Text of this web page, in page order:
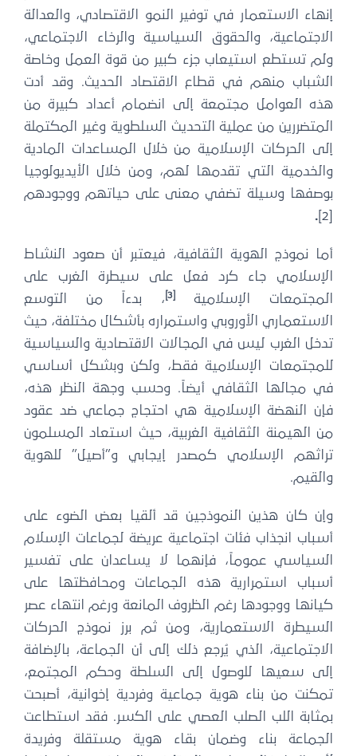
إنهاء الاستعمار في توفير النمو الاقتصادي، والعدالة
الاجتماعية، والحقوق السياسية والرخاء الاجتماعي،
ولم تستطع استيعاب جزء كبير من قوة العمل وخاصة
الشباب منهم في قطاع الاقتصاد الحديث. وقد أدت
هذه العوامل مجتمعة إلى انضمام أعداد كبيرة من
المتضررين من عملية التحديث السلطوية وغير المكتملة
إلى الحركات الإسلامية من خلال المساعدات المادية
والخدمية التي تقدمها لهم، ومن خلال الأيديولوجيا
بوصفها وسيلة تضفي معنى على حياتهم ووجودهم
.
أما نموذج الهوية الثقافية، فيعتبر أن صعود النشاط
الإسلامي جاء كرد فعل على سيطرة الغرب على
المجتمعات الإسلامية
، بدءاً من التوسع
الاستعماري الأوروبي واستمراره بأشكال مختلفة، حيث
تدخل الغرب ليس في المجالات الاقتصادية والسياسية
للمجتمعات الإسلامية فقط، ولكن وبشكل أساسي
في مجالها الثقافي أيضاً. وحسب وجهة النظر هذه،
فإن النهضة الإسلامية هي احتجاج جماعي ضد عقود
من الهيمنة الثقافية الغربية، حيث استعاد المسلمون
تراثهم الإسلامي كمصدر إيجابي و”أصيل” للهوية
والقيم.
وإن كان هذين النموذجين قد ألقيا بعض الضوء على
أسباب انجذاب فئات اجتماعية عريضة لجماعات الإسلام
السياسي عموماً، فإنهما لا يساعدان على تفسير
أسباب استمرارية هذه الجماعات ومحافظتها على
كيانها ووجودها رغم الظروف المانعة ورغم انتهاء عصر
السيطرة الاستعمارية، ومن ثم برز نموذج الحركات
الاجتماعية، الذي يُرجع ذلك إلى أن الجماعة، بالإضافة
إلى سعيها للوصول إلى السلطة وحكم المجتمع،
تمكنت من بناء هوية جماعية وفردية إخوانية، أصبحت
بمثابة اللب الصلب العصي على الكسر. فقد استطاعت
الجماعة بناء وضمان بقاء هوية مستقلة وفريدة